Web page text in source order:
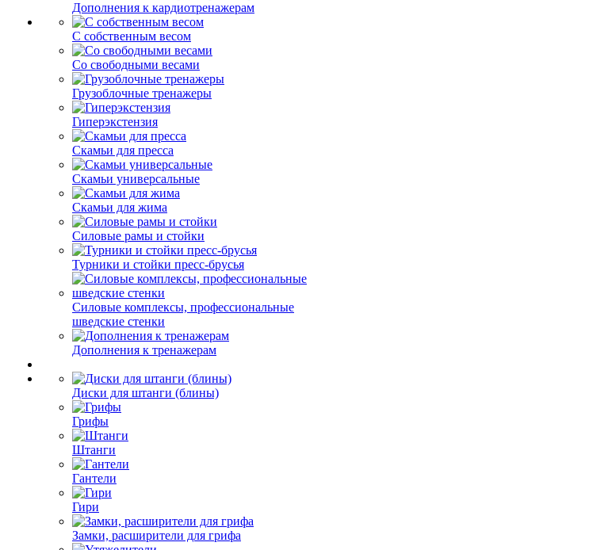
Дополнения к кардиотренажерам
С собственным весом
Со свободными весами
Грузоблочные тренажеры
Гиперэкстензия
Скамьи для пресса
Скамьи универсальные
Скамьи для жима
Силовые рамы и стойки
Турники и стойки пресс-брусья
Силовые комплексы, профессиональные
шведские стенки
Дополнения к тренажерам
Диски для штанги (блины)
Грифы
Штанги
Гантели
Гири
Замки, расширители для грифа